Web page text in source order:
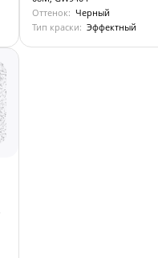
Оттенок: Черный
Тип краски: Эффектный